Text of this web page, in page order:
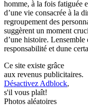
homme, à la fois fatiguée
d’une vie consacrée à la
regroupement des
suggèrent un moment
d’une histoire.
responsabilité et dune
Ce site existe grâce
aux revenus publicitaires.
Désactivez Adblock,
s'il vous plaît!
Photos aléatoires